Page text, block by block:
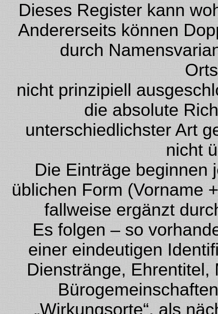
Dieses Register kann
Andererseits können
durch
nicht prinzipiell
die absolute
unterschiedlichster Art
nicht
Die Einträge beginnen
üblichen Form (Vorname
fallweise ergänzt
Es folgen – so
einer eindeutigen
Dienstränge, Ehrentitel,
„Wirkungsorte“, als